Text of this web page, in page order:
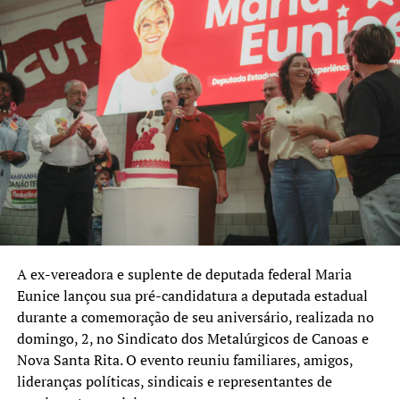
lista é o Republicanos, com cinco nomes: Carlos Gomes,
Cezar Paulo Mossini, Franciane Bayer, Jurandir Maciel e
Odirlei Campiol. A sigla concentra mais da metade das
candidaturas federais anunciadas com domicílio eleitoral
em Canoas, indicando uma estratégia de ampliar sua
representação na Câmara dos Deputados.
Confira os nomes anunciados até o momento, em ordem
alfabética:
Candidato a vice-presidente da República
Candidatos a deputado estadual
• Alexandre Gonçalves (PDT)
• Camila Nunes (PL)
• Cássio Silveira (Republicanos)
A ex-vereadora e suplente de deputada federal Maria
Eunice lançou sua pré-candidatura a deputada estadual
durante a comemoração de seu aniversário, realizada no
domingo, 2, no Sindicato dos Metalúrgicos de Canoas e
Nova Santa Rita. O evento reuniu familiares, amigos,
lideranças políticas, sindicais e representantes de